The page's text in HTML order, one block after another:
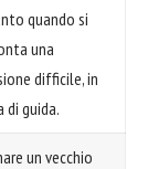
quando si
una
difficile, in
di guida.
un vecchio